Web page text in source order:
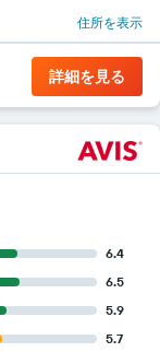
住所を表示
詳細を見る
6.4
6.5
5.9
5.7